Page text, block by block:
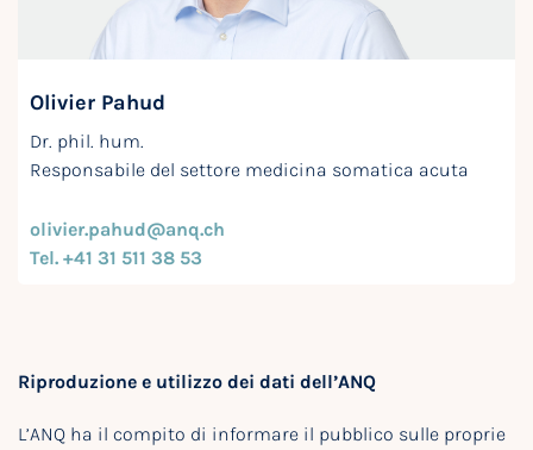
Olivier Pahud
Dr. phil. hum.
Responsabile del settore medicina somatica acuta
olivier.pahud@anq.ch
Tel. +41 31 511 38 53
Riproduzione e utilizzo dei dati dell’ANQ
L’ANQ ha il compito di informare il pubblico sulle proprie